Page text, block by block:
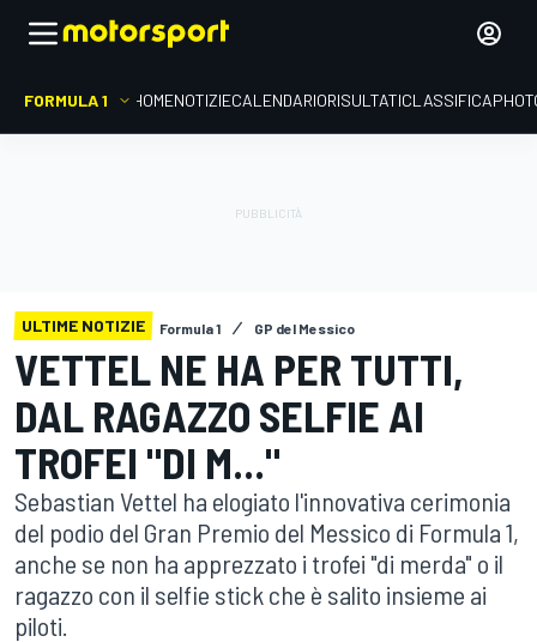
FORMULA 1 HOMENOTIZIECALENDARIORISULTATICLASSIFICA
ULTIME NOTIZIE Formula 1 GP del Messico
VETTEL NE HA PER TUTTI,
DAL RAGAZZO SELFIE AI
TROFEI "DI M..."
Sebastian Vettel ha elogiato l'innovativa cerimonia
del podio del Gran Premio del Messico di Formula 1,
anche se non ha apprezzato i trofei "di merda" o il
ragazzo con il selfie stick che è salito insieme ai
piloti.